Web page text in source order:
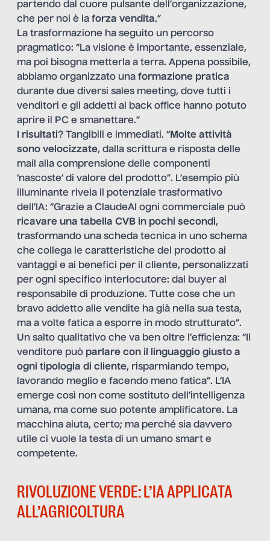
partendo dal cuore pulsante dell’organizzazione,
che per noi è la forza vendita.”
La trasformazione ha seguito un percorso
pragmatico: “La visione è importante, essenziale,
ma poi bisogna metterla a terra. Appena possibile,
abbiamo organizzato una formazione pratica
durante due diversi sales meeting, dove tutti i
venditori e gli addetti al back office hanno potuto
aprire il PC e smanettare.”
risultati? Tangibili e immediati. “Molte attività
sono velocizzate, dalla scrittura e risposta delle
mail alla comprensione delle componenti
‘nascoste’ di valore del prodotto”. L’esempio più
illuminante rivela il potenziale trasformativo
dell’IA: “Grazie a ClaudeAI ogni commerciale può
ricavare una tabella CVB in pochi secondi,
trasformando una scheda tecnica in uno schema
che collega le caratteristiche del prodotto ai
vantaggi e ai benefici per il cliente, personalizzati
per ogni specifico interlocutore: dal buyer al
responsabile di produzione. Tutte cose che un
bravo addetto alle vendite ha già nella sua testa,
ma a volte fatica a esporre in modo strutturato”.
Un salto qualitativo che va ben oltre l’efficienza: “Il
venditore può parlare con il linguaggio giusto a
ogni tipologia di cliente, risparmiando tempo,
lavorando meglio e facendo meno fatica”. L’IA
emerge così non come sostituto dell’intelligenza
umana, ma come suo potente amplificatore. La
macchina aiuta, certo; ma perché sia davvero
utile ci vuole la testa di un umano smart e
competente.
RIVOLUZIONE VERDE: L’IA APPLICATA
ALL’AGRICOLTURA